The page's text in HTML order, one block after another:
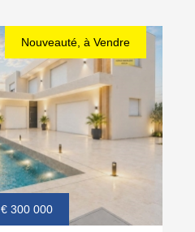
Nouveauté, à Vendre
€ 300 000